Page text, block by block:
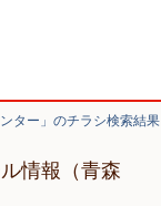
ンター」のチラシ検索結果
情報（青森